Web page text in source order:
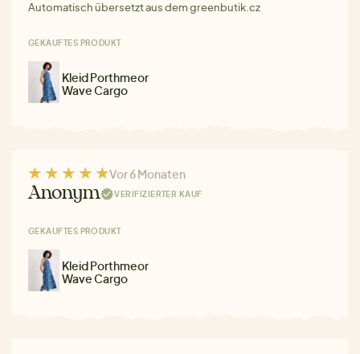
Automatisch übersetzt aus dem greenbutik.cz
GEKAUFTES PRODUKT
Kleid Porthmeor
Wave Cargo
Vor 6 Monaten
Anonym VERIFIZIERTER KAUF
GEKAUFTES PRODUKT
Kleid Porthmeor
Wave Cargo